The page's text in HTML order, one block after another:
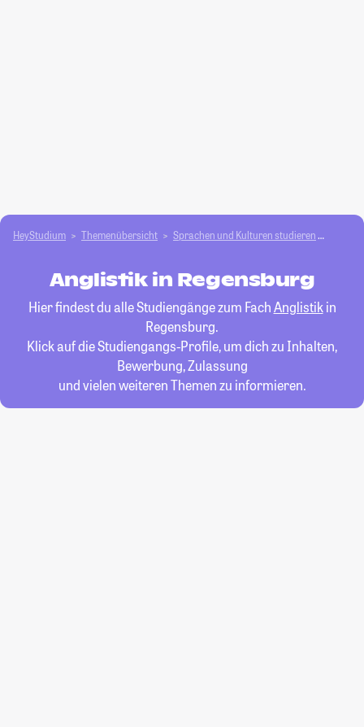
HeyStudium Themenübersicht Sprachen und Kulturen studieren
Anglistik in Regensburg
Hier findest du alle Studiengänge zum FachAnglistikin
Regensburg.
Klick auf die Studiengangs-Profile, um dich zu Inhalten,
Bewerbung, Zulassung
und vielen weiteren Themen zu informieren.